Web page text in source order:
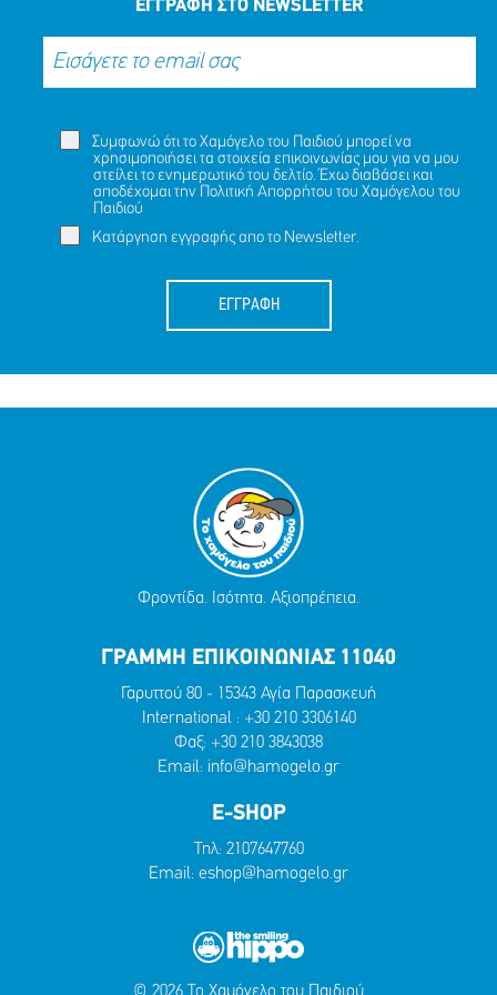
ΕΓΓΡΑΦΗ ΣΤΟ NEWSLETTER
Συμφωνώ ότι το Χαμόγελο του Παιδιού μπορεί να
χρησιμοποιήσει τα στοιχεία επικοινωνίας μου για να μου
στείλει το ενημερωτικό του δελτίο. Έχω διαβάσει και
αποδέχομαι την Πολιτική Απορρήτου του Χαμόγελου του
Παιδιού
Κατάργηση εγγραφής απο το Newsletter.
ΕΓΓΡΑΦΗ
Φροντίδα. Ισότητα. Αξιοπρέπεια.
ΓΡΑΜΜΗ ΕΠΙΚΟΙΝΩΝΙΑΣ 11040
Γαρυττού 80 - 15343 Αγία Παρασκευή
International : +30 210 3306140
Φαξ: +30 210 3843038
Email: info@hamogelo.gr
E-SHOP
Τηλ: 2107647760
Email: eshop@hamogelo.gr